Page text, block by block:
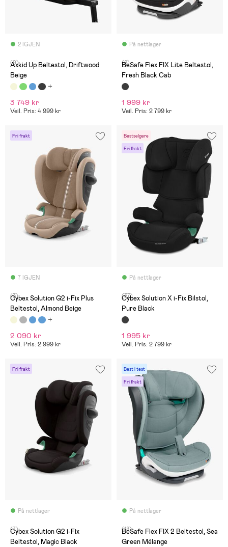
2 IGJEN
(9)
Axkid Up Beltestol, Driftwood
Beige
3 749 kr
Veil. Pris: 4 999 kr
På nettlager
(8)
BeSafe Flex FIX Lite Beltestol,
Fresh Black Cab
1 999 kr
Veil. Pris: 2 799 kr
Fri frakt
7 IGJEN
(3)
Cybex Solution G2 i-Fix Plus
Beltestol, Almond Beige
2 090 kr
Veil. Pris: 2 999 kr
Bestselgere
Fri frakt
På nettlager
(37)
Cybex Solution X i-Fix Bilstol,
Pure Black
1 995 kr
Veil. Pris: 2 799 kr
Fri frakt
På nettlager
(7)
Cybex Solution G2 i-Fix
Beltestol, Magic Black
Best i test
Fri frakt
På nettlager
(18)
BeSafe Flex FIX 2 Beltestol, Sea
Green Mélange